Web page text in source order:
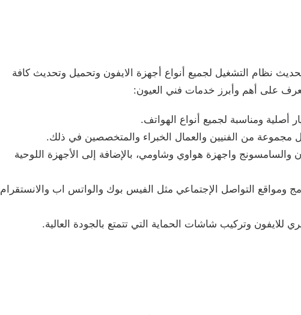
نظام التشغيل لجميع أنواع أجهزة الايفون وتحميل وتحديث كافة
على أهم وأبرز خدمات فني العيون:
أصلية ومناسبة لجميع أنواع الهواتف.
مجموعة من الفنيين والعمال الخبراء والمتخصصين في ذلك.
والسامسونج واجهزة هواوي وشاومي، بالإضافة إلى الأجهزة اللوحية
ومواقع التواصل الإجتماعي مثل الفيس بوك والواتس اب والانستقرام
وتركيب شاشات الحماية التي تتمتع بالجودة العالية.